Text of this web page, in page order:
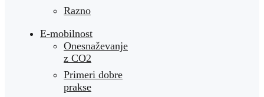
Razno
E-mobilnost
Onesnaževanje
z CO2
Primeri dobre
prakse